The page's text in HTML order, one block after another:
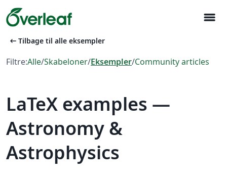
menu
arrow_left_alt Tilbage til alle eksempler
Filtre:Alle/Skabeloner/Eksempler/Community articles
LaTeX examples —
Astronomy &
Astrophysics